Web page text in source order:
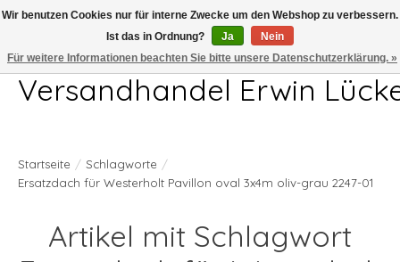
Telefon 04407 715872 MO-DO 7.00-17.00Uhr FR 7.00-13.00Uhr
Versandhandel Erwin
Startseite / Schlagworte /
Ersatzdach für Westerholt Pavillon oval 3x4m oliv-grau 2247-01
Artikel mit Schlagwort
Wir benutzen Cookies nur für interne Zwecke um den Webshop zu verbessern.
Ist das in Ordnung?
Ja
Nein
Für weitere Informationen beachten Sie bitte unsere Datenschutzerklärung. »